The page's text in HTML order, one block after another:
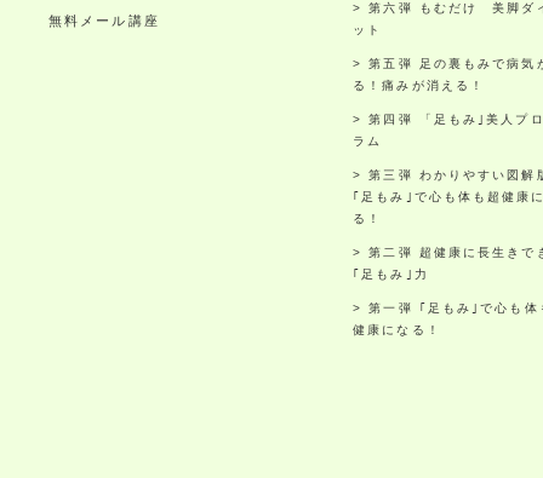
無料メール講座
第六弾 もむだけ 美脚ダ
ット
第五弾 足の裏もみで病気
る！痛みが消える！
第四弾 「足もみ｣美人プ
ラム
第三弾 わかりやすい図解
｢足もみ｣で心も体も超健康
る！
第二弾 超健康に長生きで
｢足もみ｣力
第一弾 ｢足もみ｣で心も体
健康になる！